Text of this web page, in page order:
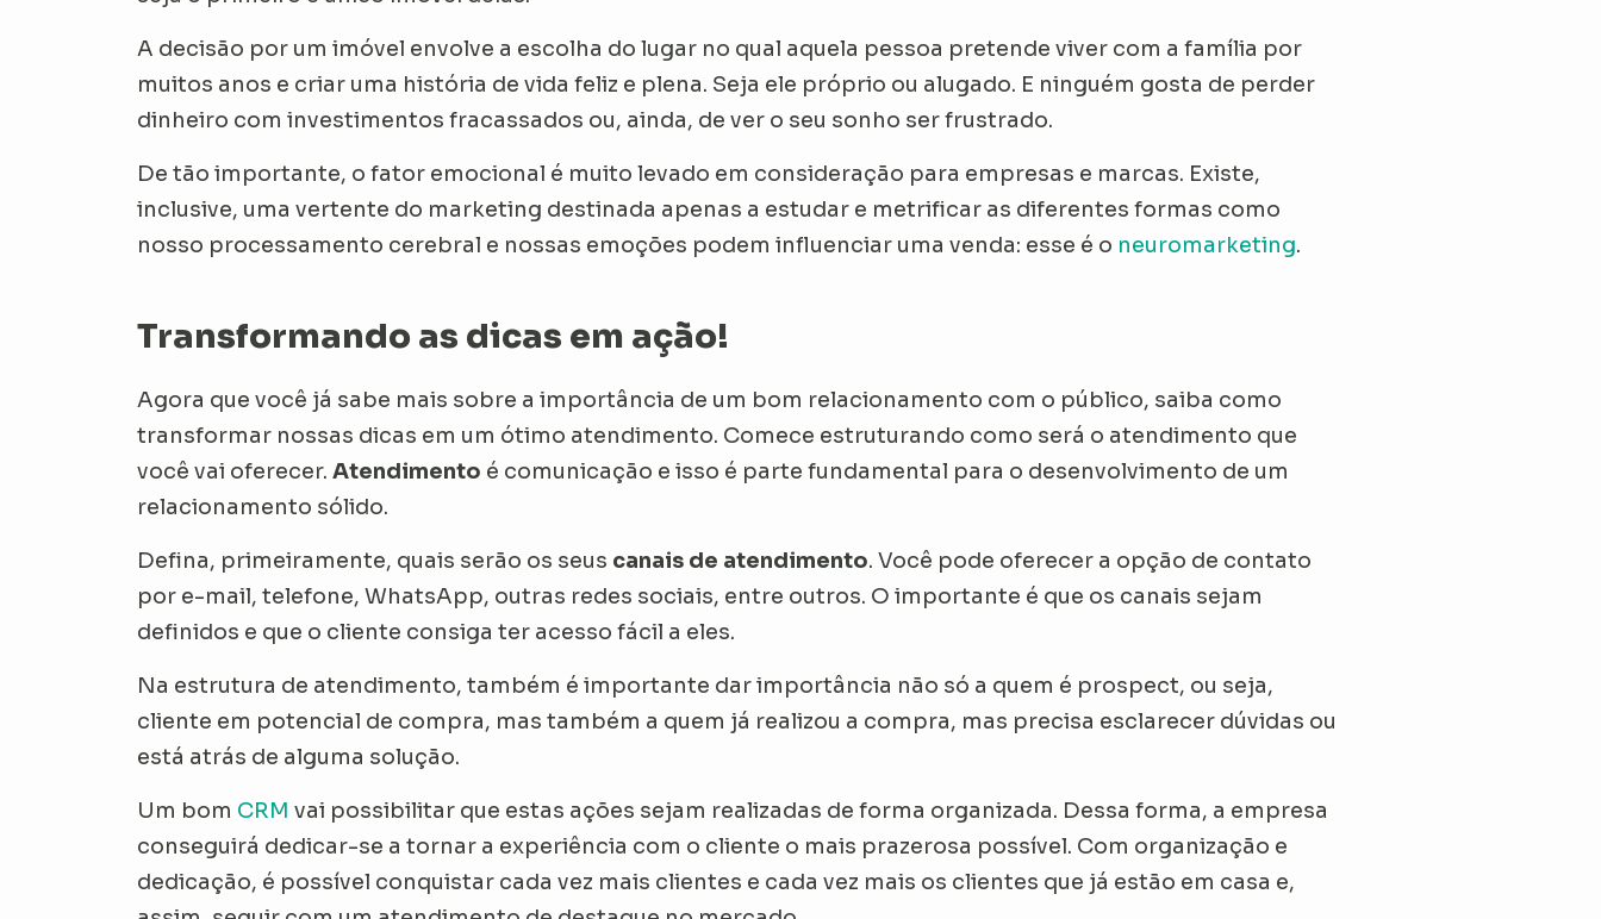
A decisão por um imóvel envolve a escolha do lugar no qual aquela pessoa pretende viver com a família por
muitos anos e criar uma história de vida feliz e plena. Seja ele próprio ou alugado. E ninguém gosta de perder
dinheiro com investimentos fracassados ou, ainda, de ver o seu sonho ser frustrado.
De tão importante, o fator emocional é muito levado em consideração para empresas e marcas. Existe,
inclusive, uma vertente do marketing destinada apenas a estudar e metrificar as diferentes formas como
nosso processamento cerebral e nossas emoções podem influenciar uma venda: esse é o neuromarketing.
Transformando as dicas em ação!
Agora que você já sabe mais sobre a importância de um bom relacionamento com o público, saiba como
transformar nossas dicas em um ótimo atendimento. Comece estruturando como será o atendimento que
você vai oferecer. Atendimento é comunicação e isso é parte fundamental para o desenvolvimento de um
relacionamento sólido.
Defina, primeiramente, quais serão os seus canais de atendimento. Você pode oferecer a opção de contato
por e-mail, telefone, WhatsApp, outras redes sociais, entre outros. O importante é que os canais sejam
definidos e que o cliente consiga ter acesso fácil a eles.
Na estrutura de atendimento, também é importante dar importância não só a quem é prospect, ou seja,
cliente em potencial de compra, mas também a quem já realizou a compra, mas precisa esclarecer dúvidas ou
está atrás de alguma solução.
Um bom CRM vai possibilitar que estas ações sejam realizadas de forma organizada. Dessa forma, a empresa
conseguirá dedicar-se a tornar a experiência com o cliente o mais prazerosa possível. Com organização e
dedicação, é possível conquistar cada vez mais clientes e cada vez mais os clientes que já estão em casa e,